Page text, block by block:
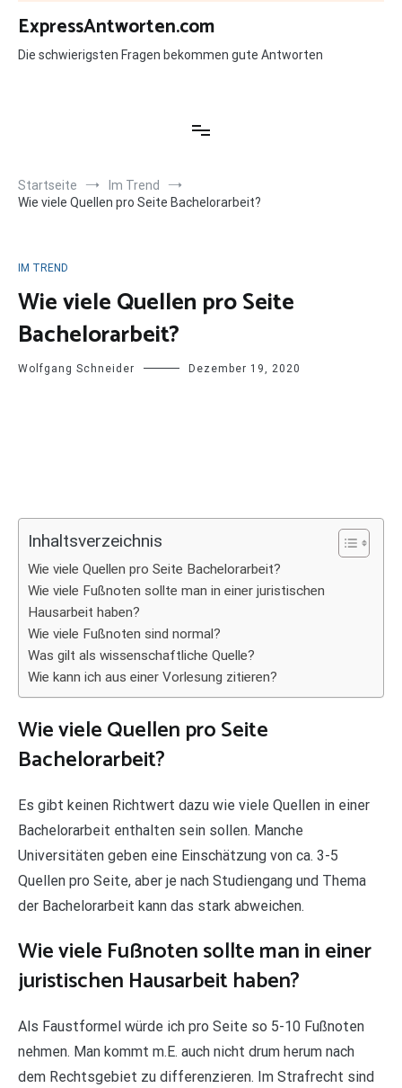
Zum
Inhalt
springen
ExpressAntworten.com
Die schwierigsten Fragen bekommen gute Antworten
Startseite
Im Trend
Wie viele Quellen pro Seite Bachelorarbeit?
IM TREND
Wie viele Quellen pro Seite
Bachelorarbeit?
Wolfgang Schneider Dezember 19, 2020
Inhaltsverzeichnis
Wie viele Quellen pro Seite Bachelorarbeit?
Wie viele Fußnoten sollte man in einer juristischen
Hausarbeit haben?
Wie viele Fußnoten sind normal?
Was gilt als wissenschaftliche Quelle?
Wie kann ich aus einer Vorlesung zitieren?
Wie viele Quellen pro Seite
Bachelorarbeit?
Es gibt keinen Richtwert dazu wie viele Quellen in einer
Bachelorarbeit enthalten sein sollen. Manche
Universitäten geben eine Einschätzung von ca. 3-5
Quellen pro Seite, aber je nach Studiengang und Thema
der Bachelorarbeit kann das stark abweichen.
Wie viele Fußnoten sollte man in einer
juristischen Hausarbeit haben?
Als Faustformel würde ich pro Seite so 5-10 Fußnoten
nehmen. Man kommt m.E. auch nicht drum herum nach
dem Rechtsgebiet zu differenzieren. Im Strafrecht sind